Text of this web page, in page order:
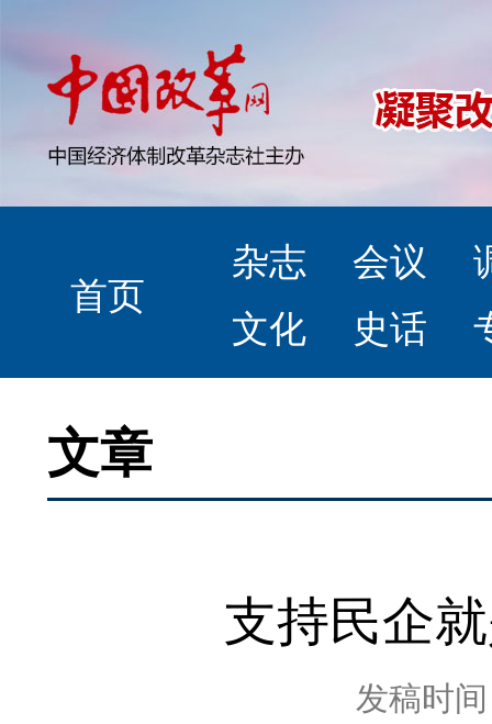
首页
杂志 会议
文化
史话
文章
支持民企
发稿时